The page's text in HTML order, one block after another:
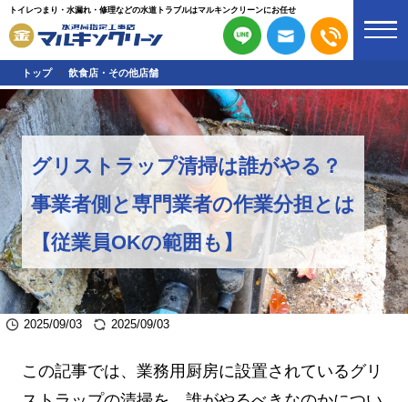
トイレつまり・水漏れ・修理などの水道トラブルはマルキンクリーンにお任せ
トップ 飲食店・その他店舗
グリストラップ清掃は誰がやる？
事業者側と専門業者の作業分担とは
【従業員OKの範囲も】
2025/09/03 2025/09/03
この記事では、業務用厨房に設置されているグリ